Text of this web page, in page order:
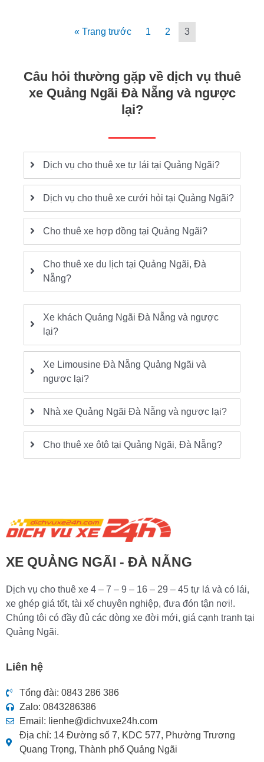
« Trang trước 1 2 3
Câu hỏi thường gặp về dịch vụ thuê
xe Quảng Ngãi Đà Nẵng và ngược
lại?
Dịch vụ cho thuê xe tự lái tại Quảng Ngãi?
Dịch vụ cho thuê xe cưới hỏi tại Quảng Ngãi?
Cho thuê xe hợp đồng tại Quảng Ngãi?
Cho thuê xe du lịch tại Quảng Ngãi, Đà
Nẵng?
Xe khách Quảng Ngãi Đà Nẵng và ngược
lại?
Xe Limousine Đà Nẵng Quảng Ngãi và
ngược lại?
Nhà xe Quảng Ngãi Đà Nẵng và ngược lại?
Cho thuê xe ôtô tại Quảng Ngãi, Đà Nẵng?
XE QUẢNG NGÃI - ĐÀ NẴNG
Dịch vụ cho thuê xe 4 – 7 – 9 – 16 – 29 – 45 tự lá và có lái,
xe ghép giá tốt, tài xế chuyên nghiệp, đưa đón tận nơi!.
Chúng tôi có đầy đủ các dòng xe đời mới, giá cạnh tranh tại
Quảng Ngãi.
Liên hệ
Tổng đài: 0843 286 386
Zalo: 0843286386
Email: lienhe@dichvuxe24h.com
Địa chỉ: 14 Đường số 7, KDC 577, Phường Trương
Quang Trọng, Thành phố Quảng Ngãi